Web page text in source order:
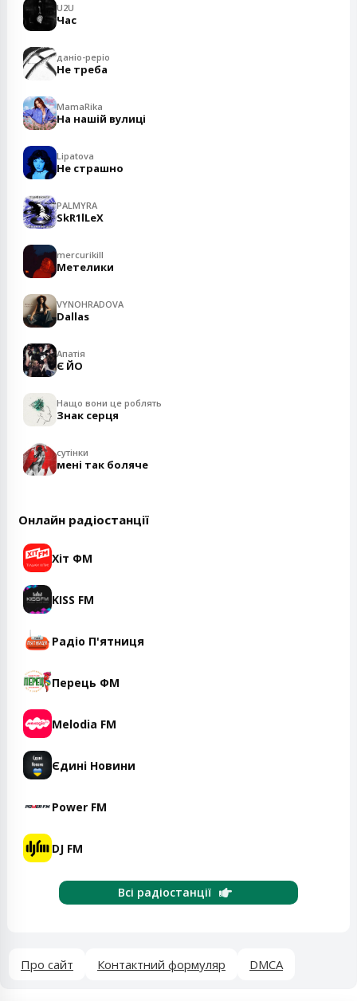
U2U
Час
даніо-реріо
Не треба
MamaRika
На нашій вулиці
Lipatova
Не страшно
PALMYRA
SkR1lLeX
mercurikill
Метелики
VYNOHRADOVA
Dallas
Апатія
Є ЙО
Нащо вони це роблять
Знак серця
сутінки
мені так боляче
Онлайн радіостанції
Хіт ФМ
KISS FM
Радіо П'ятниця
Перець ФМ
Melodia FM
Єдині Новини
Power FM
DJ FM
Всі радіостанції
Про сайт Контактний формуляр DMCA